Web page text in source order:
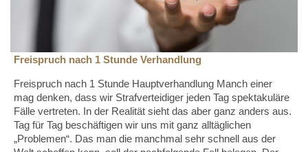
Freispruch nach 1 Stunde Verhandlung
Freispruch nach 1 Stunde Hauptverhandlung Manch einer
mag denken, dass wir Strafverteidiger jeden Tag spektakuläre
Fälle vertreten. In der Realität sieht das aber ganz anders aus.
Tag für Tag beschäftigen wir uns mit ganz alltäglichen
„Problemen“. Das man die manchmal sehr schnell aus der